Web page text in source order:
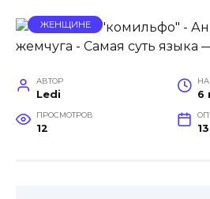
ЖЕНЩИНЕ
АВТОР
Ledi
НА
6
ПРОСМОТРОВ
12